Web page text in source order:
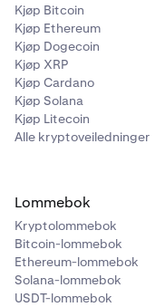
Kjøp Bitcoin
Kjøp Ethereum
Kjøp Dogecoin
Kjøp XRP
Kjøp Cardano
Kjøp Solana
Kjøp Litecoin
Alle kryptoveiledninger
Lommebok
Kryptolommebok
Bitcoin-lommebok
Ethereum-lommebok
Solana-lommebok
USDT-lommebok